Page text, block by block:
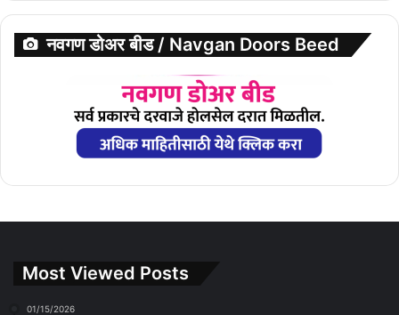
नवगण डोअर बीड / Navgan Doors Beed
Most Viewed Posts
01/15/2026